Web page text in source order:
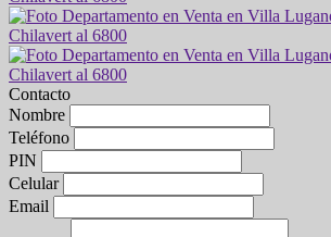
Contacto
Nombre
Teléfono
PIN
Celular
Email